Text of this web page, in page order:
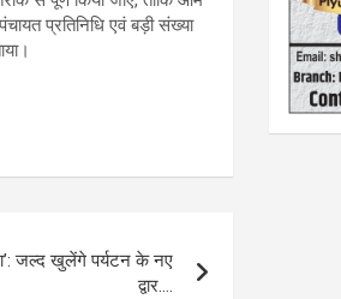
प्रतिनिधि एवं बड़ी संख्या
जल्द खुलेंगे पर्यटन के नए
द्वार….